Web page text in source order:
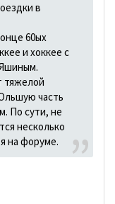
в
60ых
и хоккее с
тяжелой
часть
По сути, не
несколько
на форуме.